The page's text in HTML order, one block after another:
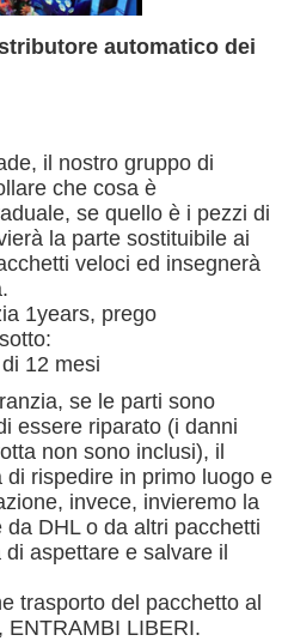
automatico dei
il nostro gruppo di
che cosa è
se quello è i pezzi di
la parte sostituibile ai
veloci ed insegnerà
1years, prego
12 mesi
se le parti sono
essere riparato (i danni
non sono inclusi), il
rispedire in primo luogo e
invece, invieremo la
DHL o da altri pacchetti
aspettare e salvare il
trasporto del pacchetto al
ENTRAMBI LIBERI.